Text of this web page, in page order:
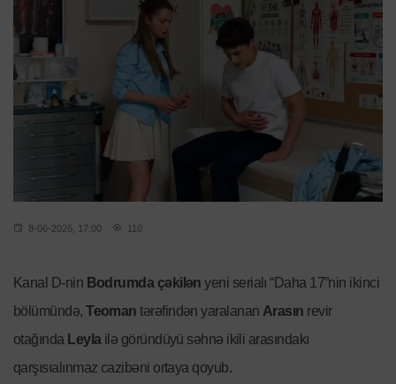
8-06-2026, 17:00 110
Kanal D-nin Bodrumda çəkilən yeni serialı “Daha 17”nin ikinci
bölümündə,Teoman tərəfindən yaralanan Arasın revir
otağında Leylailə göründüyü səhnə ikili arasındakı
qarşısıalınmaz cazibəni ortaya qoyub.